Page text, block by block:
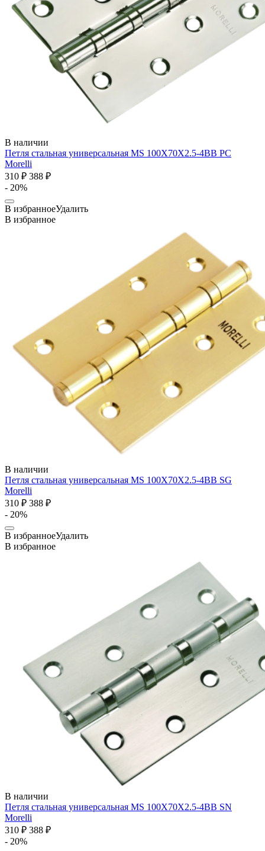
В наличии
Петля стальная универсальная MS 100X70X2.5-4BB PC
Morelli
310 ₽ 388 ₽
- 20%
В избранноеУдалить
В избранное
В наличии
Петля стальная универсальная MS 100X70X2.5-4BB SG
Morelli
310 ₽ 388 ₽
- 20%
В избранноеУдалить
В избранное
В наличии
Петля стальная универсальная MS 100X70X2.5-4BB SN
Morelli
310 ₽ 388 ₽
- 20%